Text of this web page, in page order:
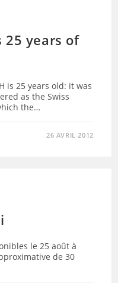
25 years of
is 25 years old: it was
as the Swiss
the…
26 AVRIL 2012
le 25 août à
de 30